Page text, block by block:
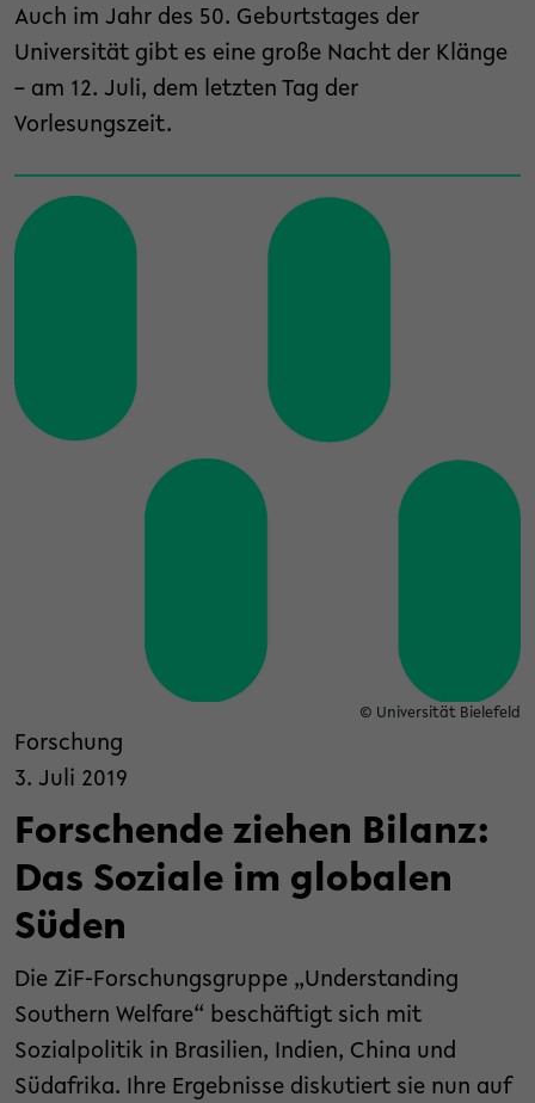
Auch im Jahr des 50. Geburtstages der
Universität gibt es eine große Nacht der Klänge
– am 12. Juli, dem letzten Tag der
Vorlesungszeit.
© Universität Bielefeld
Forschung
3. Juli 2019
Forschende ziehen Bilanz:
Das Soziale im globalen
Süden
Die ZiF-Forschungsgruppe „Understanding
Southern Welfare“ beschäftigt sich mit
Sozialpolitik in Brasilien, Indien, China und
Südafrika. Ihre Ergebnisse diskutiert sie nun auf